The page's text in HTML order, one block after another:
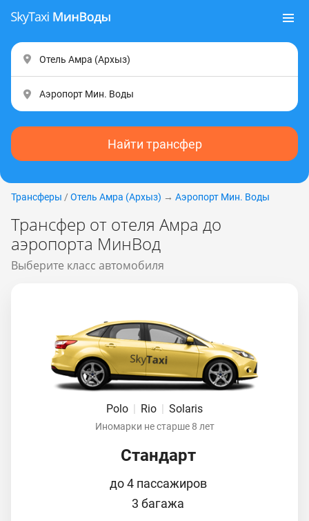
Найти трансфер
Трансферы / Отель Амра (Apxыз) → Аэропорт Мин. Воды
Трансфер от отеля Амра до
аэропорта МинВод
Выберите класс автомобиля
Polo | Rio | Solaris
Иномарки не старше 8 лет
Стандарт
до 4 пассажиров
3 багажа